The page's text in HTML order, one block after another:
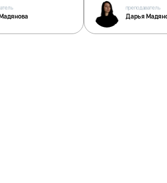
преподаватель
Дарья